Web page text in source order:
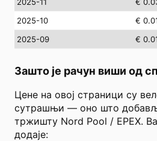
2025-10
€
2025-09
€
Зашто је рачун виши од
Цене на овој страници су
сутрашњи — оно што
тржишту Nord Pool / EPEX.
додаје: